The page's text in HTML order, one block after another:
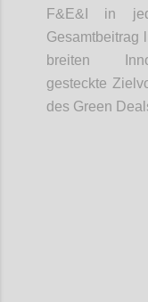
F&E&I in
Gesamtbeitrag
breiten
gesteckte
des Green